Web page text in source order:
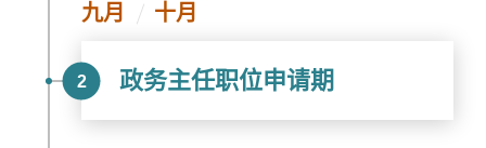
九月 十月
2 政务主任职位申请期